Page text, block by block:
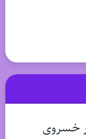
خسروی